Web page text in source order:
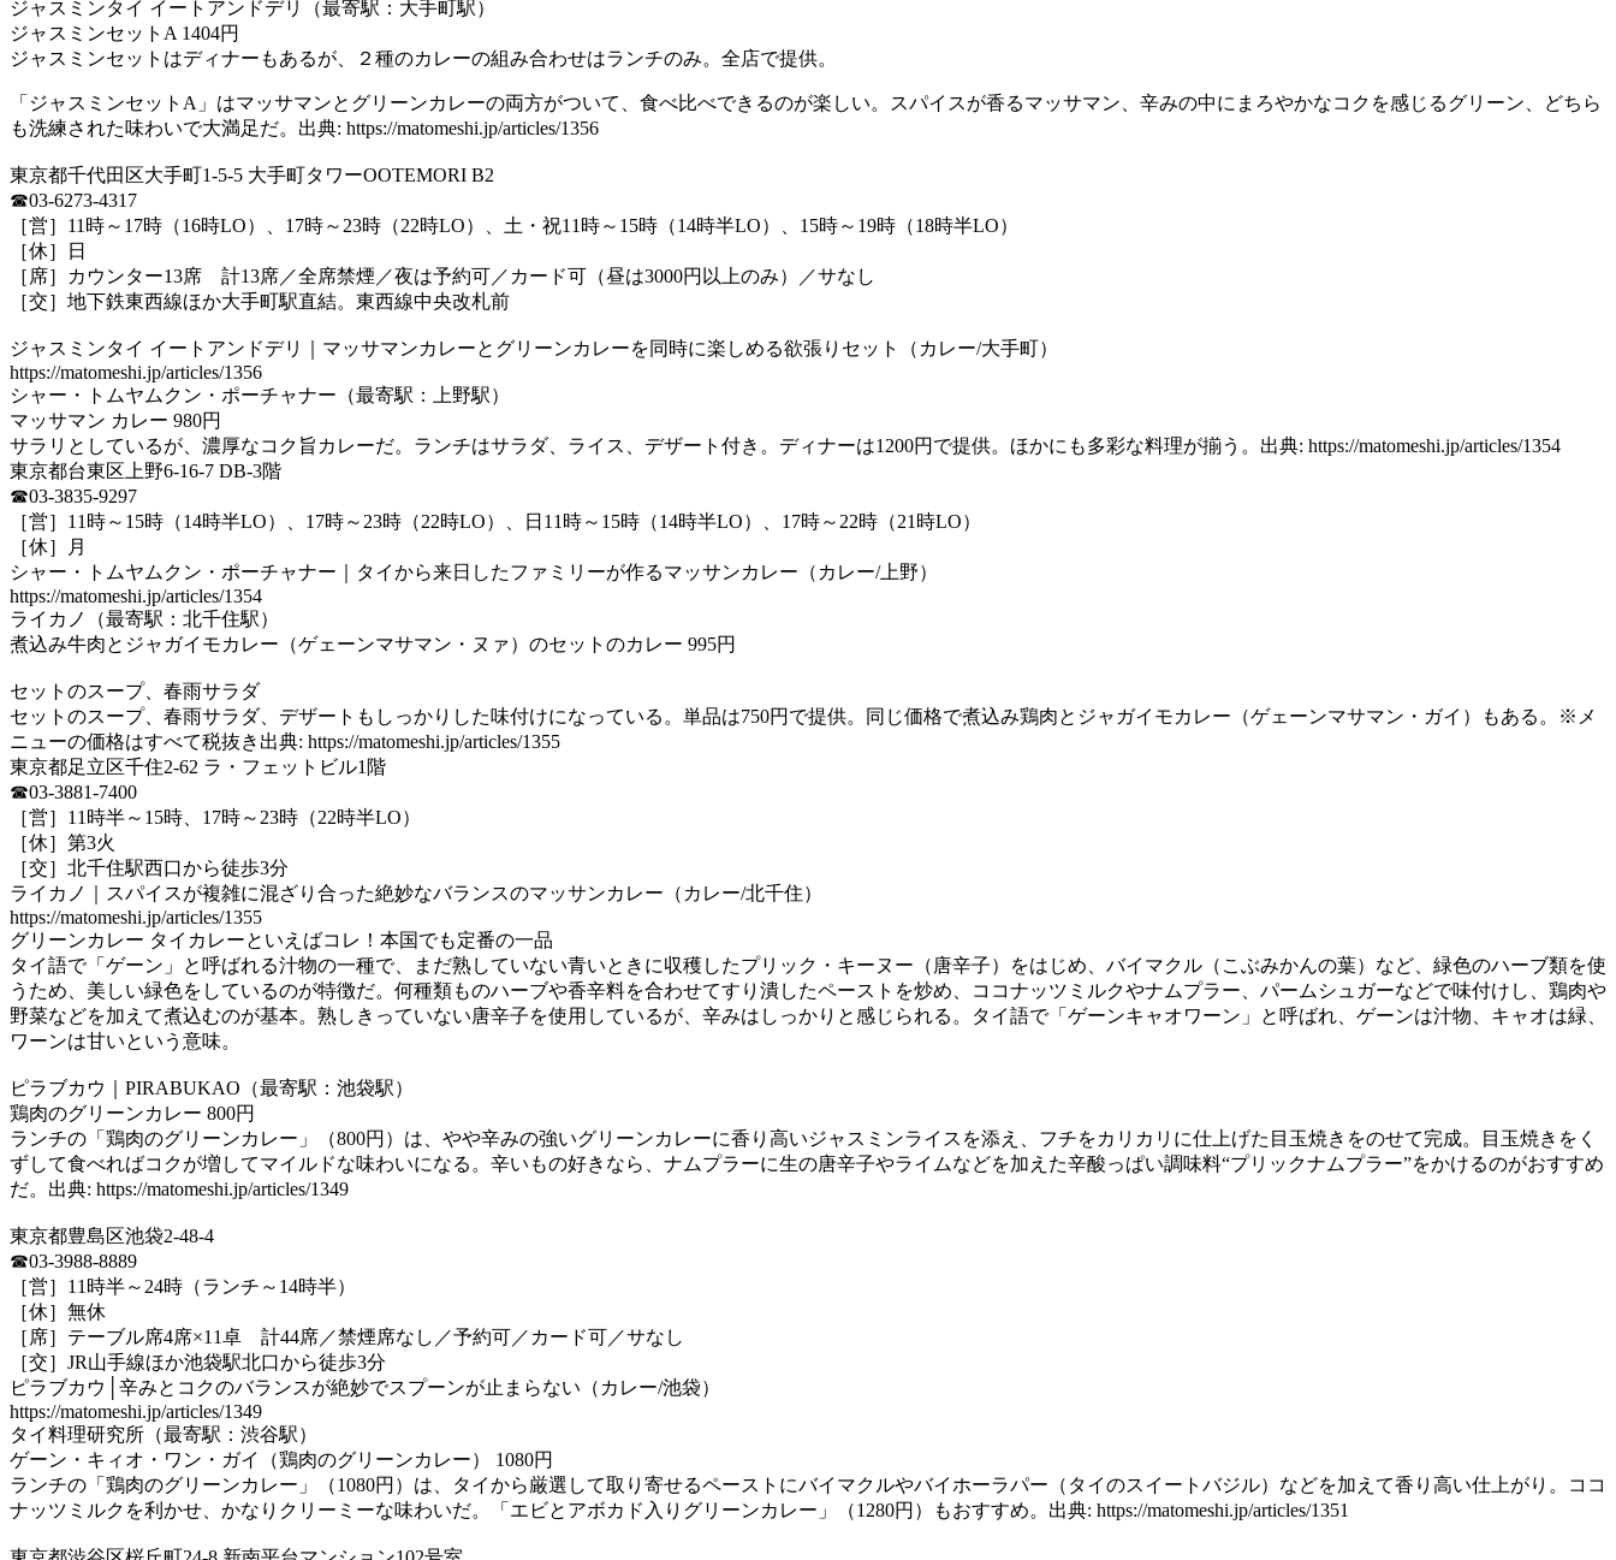
ジャスミンタイ イートアンドデリ（最寄駅：大手町駅）
ジャスミンセットA 1404円
ジャスミンセットはディナーもあるが、２種のカレーの組み合わせはランチのみ。全店で提供。
「ジャスミンセットA」はマッサマンとグリーンカレーの両方がついて、食べ比べできるのが楽しい。スパイスが香るマッサマン、辛みの中にまろやかなコクを感じるグリーン、どちら
も洗練された味わいで大満足だ。出典: https://matomeshi.jp/articles/1356
東京都千代田区大手町1-5-5 大手町タワーOOTEMORI B2
☎03-6273-4317
［営］11時～17時（16時LO）、17時～23時（22時LO）、土・祝11時～15時（14時半LO）、15時～19時（18時半LO）
［休］日
［席］カウンター13席 計13席／全席禁煙／夜は予約可／カード可（昼は3000円以上のみ）／サなし
［交］地下鉄東西線ほか大手町駅直結。東西線中央改札前
ジャスミンタイ イートアンドデリ｜マッサマンカレーとグリーンカレーを同時に楽しめる欲張りセット（カレー/大手町）
https://matomeshi.jp/articles/1356
シャー・トムヤムクン・ポーチャナー（最寄駅：上野駅）
マッサマン カレー 980円
サラリとしているが、濃厚なコク旨カレーだ。ランチはサラダ、ライス、デザート付き。ディナーは1200円で提供。ほかにも多彩な料理が揃う。出典: https://matomeshi.jp/articles/1354
東京都台東区上野6-16-7 DB-3階
☎03-3835-9297
［営］11時～15時（14時半LO）、17時～23時（22時LO）、日11時～15時（14時半LO）、17時～22時（21時LO）
［休］月
シャー・トムヤムクン・ポーチャナー｜タイから来日したファミリーが作るマッサンカレー（カレー/上野）
https://matomeshi.jp/articles/1354
ライカノ（最寄駅：北千住駅）
煮込み牛肉とジャガイモカレー（ゲェーンマサマン・ヌァ）のセットのカレー 995円
セットのスープ、春雨サラダ
セットのスープ、春雨サラダ、デザートもしっかりした味付けになっている。単品は750円で提供。同じ価格で煮込み鶏肉とジャガイモカレー（ゲェーンマサマン・ガイ）もある。※メ
ニューの価格はすべて税抜き出典: https://matomeshi.jp/articles/1355
東京都足立区千住2-62 ラ・フェットビル1階
☎03-3881-7400
［営］11時半～15時、17時～23時（22時半LO）
［休］第3火
［交］北千住駅西口から徒歩3分
ライカノ｜スパイスが複雑に混ざり合った絶妙なバランスのマッサンカレー（カレー/北千住）
https://matomeshi.jp/articles/1355
グリーンカレー タイカレーといえばコレ！本国でも定番の一品
タイ語で「ゲーン」と呼ばれる汁物の一種で、まだ熟していない青いときに収穫したプリック・キーヌー（唐辛子）をはじめ、バイマクル（こぶみかんの葉）など、緑色のハーブ類を使
うため、美しい緑色をしているのが特徴だ。何種類ものハーブや香辛料を合わせてすり潰したペーストを炒め、ココナッツミルクやナムプラー、パームシュガーなどで味付けし、鶏肉や
野菜などを加えて煮込むのが基本。熟しきっていない唐辛子を使用しているが、辛みはしっかりと感じられる。タイ語で「ゲーンキャオワーン」と呼ばれ、ゲーンは汁物、キャオは緑、
ワーンは甘いという意味。
ピラブカウ｜PIRABUKAO（最寄駅：池袋駅）
鶏肉のグリーンカレー 800円
ランチの「鶏肉のグリーンカレー」（800円）は、やや辛みの強いグリーンカレーに香り高いジャスミンライスを添え、フチをカリカリに仕上げた目玉焼きをのせて完成。目玉焼きをく
ずして食べればコクが増してマイルドな味わいになる。辛いもの好きなら、ナムプラーに生の唐辛子やライムなどを加えた辛酸っぱい調味料“プリックナムプラー”をかけるのがおすすめ
だ。出典: https://matomeshi.jp/articles/1349
東京都豊島区池袋2-48-4
☎03-3988-8889
［営］11時半～24時（ランチ～14時半）
［休］無休
［席］テーブル席4席×11卓 計44席／禁煙席なし／予約可／カード可／サなし
［交］JR山手線ほか池袋駅北口から徒歩3分
ピラブカウ│辛みとコクのバランスが絶妙でスプーンが止まらない（カレー/池袋）
https://matomeshi.jp/articles/1349
タイ料理研究所（最寄駅：渋谷駅）
ゲーン・キィオ・ワン・ガイ（鶏肉のグリーンカレー） 1080円
ランチの「鶏肉のグリーンカレー」（1080円）は、タイから厳選して取り寄せるペーストにバイマクルやバイホーラパー（タイのスイートバジル）などを加えて香り高い仕上がり。ココ
ナッツミルクを利かせ、かなりクリーミーな味わいだ。「エビとアボカド入りグリーンカレー」（1280円）もおすすめ。出典: https://matomeshi.jp/articles/1351